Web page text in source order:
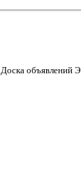
Доска объявлений